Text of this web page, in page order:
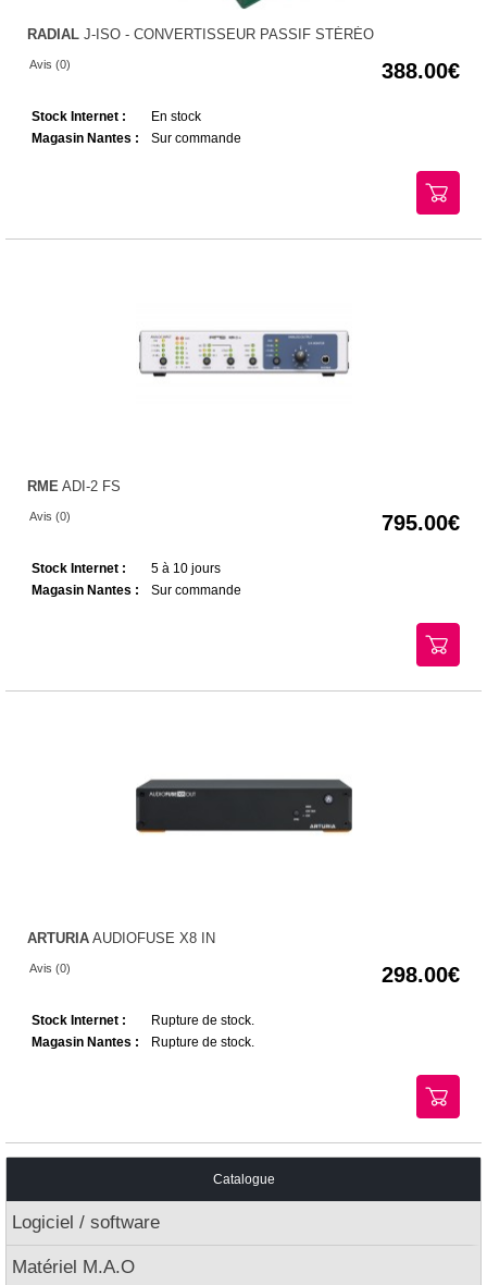
RADIAL J-ISO - CONVERTISSEUR PASSIF STÉRÉO
Avis (0) 388.00
Stock Internet :
En stock
Magasin Nantes :
Sur commande
RME ADI-2 FS
Avis (0) 795.00
Stock Internet :
5 à 10 jours
Magasin Nantes :
Sur commande
ARTURIA AUDIOFUSE X8 IN
Avis (0) 298.00
Stock Internet :
Rupture de stock.
Magasin Nantes :
Rupture de stock.
Catalogue
Logiciel / software
Matériel M.A.O